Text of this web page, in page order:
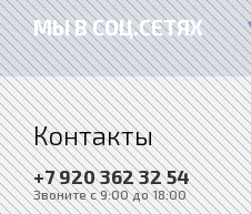
МЫ В СОЦ.СЕТЯХ
Контакты
+7 920 362 32 54
Звоните с 9:00 до 18:00